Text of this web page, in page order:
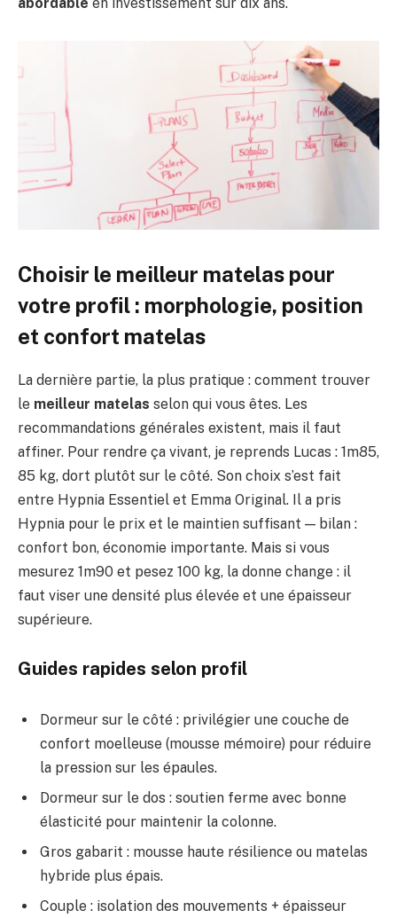
Choisir le meilleur matelas pour
votre profil : morphologie, position
et confort matelas
La dernière partie, la plus pratique : comment trouver
le meilleur matelas selon qui vous êtes. Les
recommandations générales existent, mais il faut
affiner. Pour rendre ça vivant, je reprends Lucas : 1m85,
85 kg, dort plutôt sur le côté. Son choix s’est fait
entre Hypnia Essentiel et Emma Original. Il a pris
Hypnia pour le prix et le maintien suffisant — bilan :
confort bon, économie importante. Mais si vous
mesurez 1m90 et pesez 100 kg, la donne change : il
faut viser une densité plus élevée et une épaisseur
supérieure.
Guides rapides selon profil
Dormeur sur le côté : privilégier une couche de
confort moelleuse (mousse mémoire) pour réduire
la pression sur les épaules.
Dormeur sur le dos : soutien ferme avec bonne
élasticité pour maintenir la colonne.
Gros gabarit : mousse haute résilience ou matelas
hybride plus épais.
Couple : isolation des mouvements + épaisseur